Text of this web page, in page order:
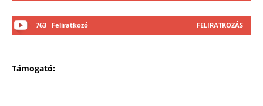
763 Feliratkozó FELIRATKOZÁS
Támogató: